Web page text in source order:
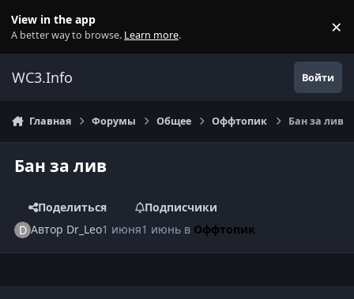
View in the app
A better way to browse. Learn more. ×
WC3.Info Войти
Главная Форумы Общее Оффтопик Бан за лив
Бан за лив
Поделиться
Подписчики
Автор Dr_Leo1 июня1 июнь в Оффтопик